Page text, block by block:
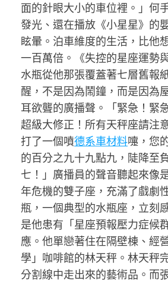
面的針眼大小的車位裡。」何
發光、還在播放《小星星》的
眩暈。泊車維度的生活，比他
一百萬倍。《失控的星座運勢
水瓶從他那張覆蓋著七層舊報
醒，不是因為鬧鐘，而是因為
耳欲聾的廣播聲。「緊急！緊
超級大修正！所有天秤座請注
打了一個噴德系車材料嚏，您
的百分之九十九點九，陡降至
七！」廣播員的聲音聽起來像
年危機的雙子座，充滿了戲劇
瓶，一個典型的水瓶座，立刻
是他患有「星座預報壓力症候
應。他單戀著住在隔壁棟、經
學」咖啡館的林天秤。林天秤
分割線中走出來的藝術品。而